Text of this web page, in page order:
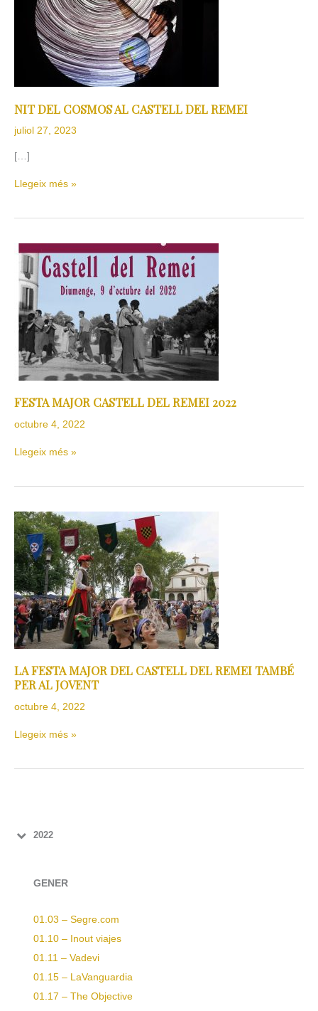
NIT DEL COSMOS AL CASTELL DEL REMEI
juliol 27, 2023
[…]
CASTELL
REMEI
Llegeix més »
FESTA MAJOR CASTELL DEL REMEI 2022
octubre 4, 2022
MAJOR
CASTELL
DEL
REMEI
2022
Llegeix més »
LA FESTA MAJOR DEL CASTELL DEL REMEI TAMBÉ
PER AL JOVENT
octubre 4, 2022
LA
FESTA
MAJOR
DEL
CASTELL
DEL
REMEI
TAMBÉ
PER
AL
JOVENT
Llegeix més »
2022
GENER
01.03 – Segre.com
01.10 – Inout viajes
01.11 – Vadevi
01.15 – LaVanguardia
01.17 – The Objective